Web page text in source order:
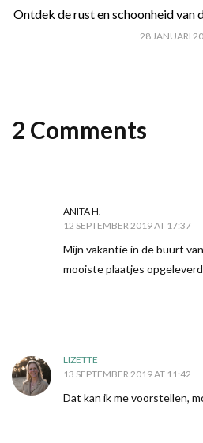
Ontdek de rust en schoonheid
28 JANUARI
2 Comments
ANITA H.
12 SEPTEMBER 2019 AT 17:37
Mijn vakantie in de buurt
mooiste plaatjes
LIZETTE
13 SEPTEMBER 2019 AT 11:42
Dat kan ik me voorstellen,